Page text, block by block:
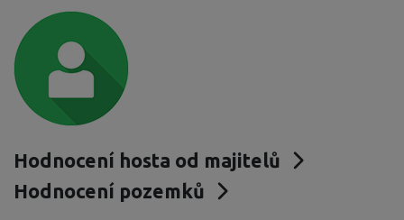
Hodnocení hosta od majitelů
Hodnocení pozemků